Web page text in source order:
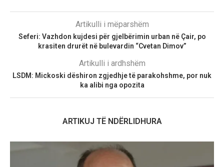
Artikulli i mëparshëm
Seferi: Vazhdon kujdesi për gjelbërimin urban në Çair, po
krasiten drurët në bulevardin “Cvetan Dimov”
Artikulli i ardhshëm
LSDM: Mickoski dëshiron zgjedhje të parakohshme, por nuk
ka alibi nga opozita
ARTIKUJ TË NDËRLIDHURA